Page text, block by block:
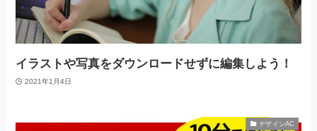
イラストや写真をダウンロードせずに編集しよう！
2021年1月4日
デザインAC